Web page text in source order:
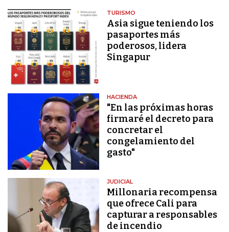
TURISMO
Asia sigue teniendo los
pasaportes más
poderosos, lidera
Singapur
HACIENDA
"En las próximas horas
firmaré el decreto para
concretar el
congelamiento del
gasto"
JUDICIAL
Millonaria recompensa
que ofrece Cali para
capturar a responsables
de incendio